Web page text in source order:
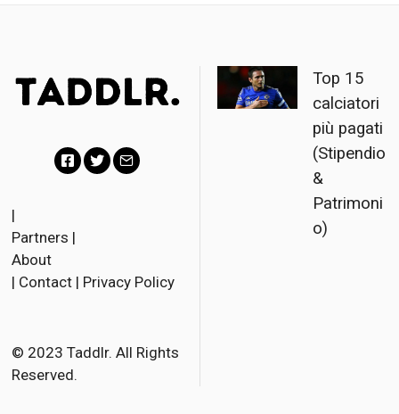
c
o
k
r
l
|
Partners |
About
| Contact | Privacy Policy
© 2023 Taddlr. All Rights
Reserved.
Top 15
calciatori
più pagati
(Stipendio
&
Patrimoni
o)